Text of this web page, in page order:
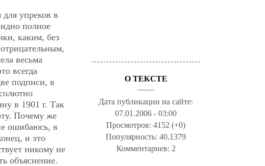
упреков в
полное
каким, без
весьма
всегда
подписи, в
в 1901 г. Так
Почему же
ошибаюсь, в
и это
никому не
объяснение.
О ТЕКСТЕ
Дата публикации на сайте:
07.01.2006 - 03:00
Просмотров:4152 (+0)
Популярность:40.1379
Комментариев: 2